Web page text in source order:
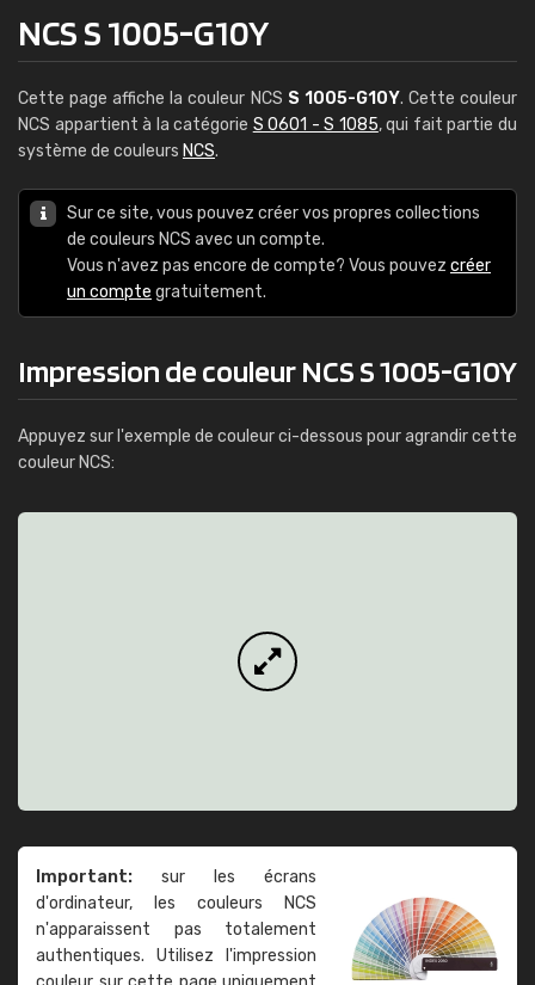
NCS S 1005-G10Y
Cette page affiche la couleur NCS S 1005-G10Y. Cette couleur
NCS appartient à la catégorie S 0601 - S 1085, qui fait partie du
système de couleurs NCS.
Sur ce site, vous pouvez créer vos propres collections
de couleurs NCS avec un compte.
Vous n'avez pas encore de compte? Vous pouvez créer
un compte gratuitement.
Impression de couleur NCS S 1005-G10Y
Appuyez sur l'exemple de couleur ci-dessous pour agrandir cette
couleur NCS:
Important: sur les écrans
d'ordinateur, les couleurs NCS
n'apparaissent pas totalement
authentiques. Utilisez l'impression